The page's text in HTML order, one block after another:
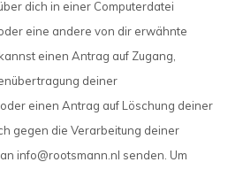
dich in einer Computerdatei
eine andere von dir erwähnte
einen Antrag auf Zugang,
deiner
einen Antrag auf Löschung deiner
gegen die Verarbeitung deiner
info@rootsmann.nl senden. Um